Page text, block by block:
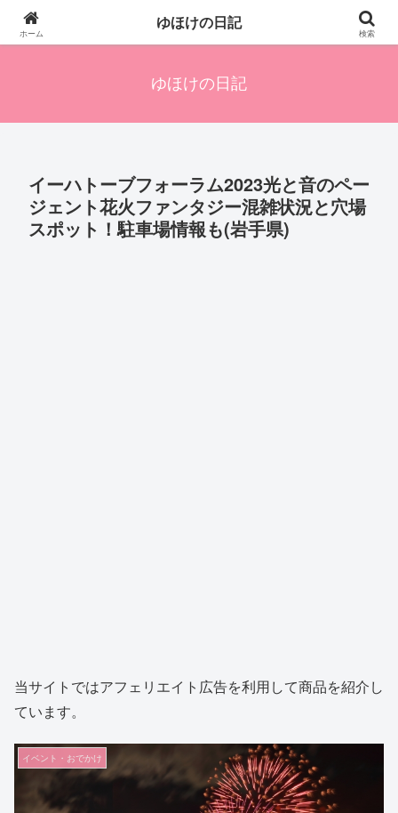
四人の子を持つ母のズボラ生活備忘録です。興味のあることアレやコレ、色々
発信します。
ゆほけの日記
イーハトーブフォーラム2023光と音のペー
ジェント花火ファンタジー混雑状況と穴場
スポット！駐車場情報も(岩手県)
当サイトではアフェリエイト広告を利用して商品を紹介し
ています。
イベント・おでかけ
ホーム
ゆほけの日記
検索